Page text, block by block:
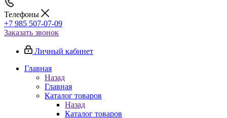
Телефоны
+7 985 507-07-09
Заказать звонок
Личный кабинет
Главная
Назад
Главная
Каталог товаров
Назад
Каталог товаров